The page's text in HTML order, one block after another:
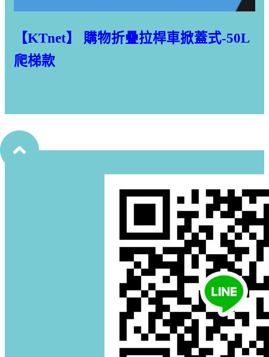
【KTnet】 購物折疊拉桿車掀蓋式-50L
爬梯款